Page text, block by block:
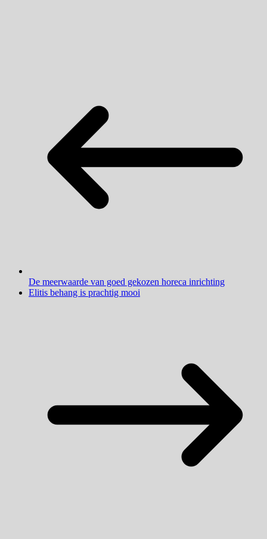
De meerwaarde van goed gekozen horeca inrichting
Elitis behang is prachtig mooi